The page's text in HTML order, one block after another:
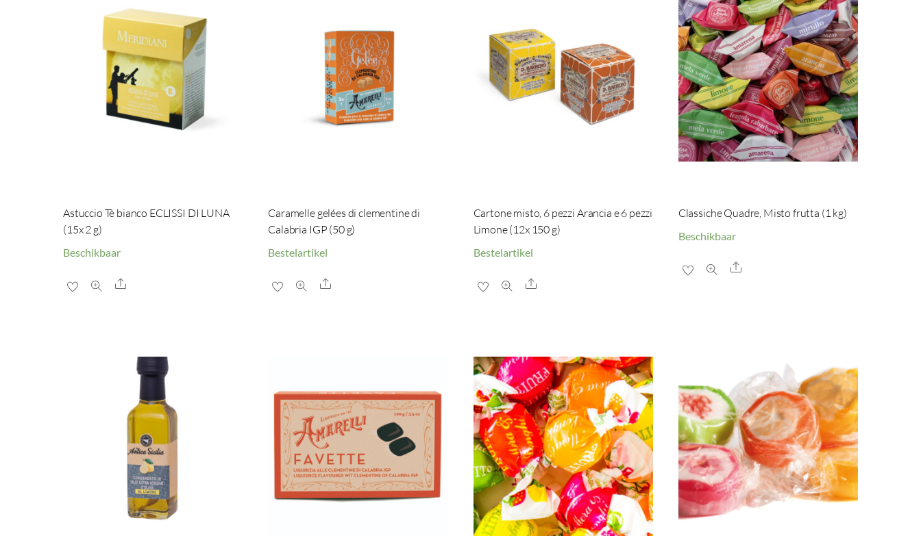
Astuccio Tè bianco ECLISSI DI LUNA
(15x 2 g)
Beschikbaar
Share
Caramelle gelées di clementine di
Calabria IGP (50 g)
Bestelartikel
Share
Cartone misto, 6 pezzi Arancia e 6 pezzi
Limone (12x 150 g)
Bestelartikel
Share
Classiche Quadre, Misto frutta (1 kg)
Beschikbaar
Share